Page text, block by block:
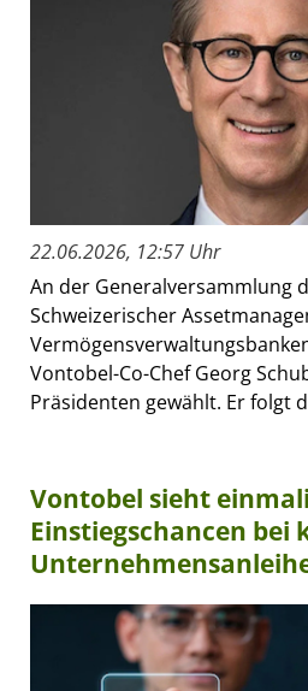
22.06.2026, 12:57 Uhr
An der Generalversammlung
Schweizerischer
Vontobel-Co-Chef Georg
Präsidenten gewählt. Er folgt
Vontobel sieht
Einstiegschancen bei